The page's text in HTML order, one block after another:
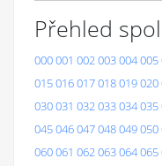
Přehled
000001 002003004005
015016017018019020
030031 032033034035
045046047048049050
060061 062063064065